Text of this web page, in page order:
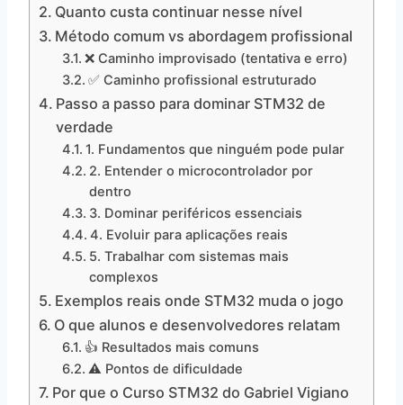
Quanto custa continuar nesse nível
Método comum vs abordagem profissional
❌ Caminho improvisado (tentativa e erro)
✅ Caminho profissional estruturado
Passo a passo para dominar STM32 de
verdade
1. Fundamentos que ninguém pode pular
2. Entender o microcontrolador por
dentro
3. Dominar periféricos essenciais
4. Evoluir para aplicações reais
5. Trabalhar com sistemas mais
complexos
Exemplos reais onde STM32 muda o jogo
O que alunos e desenvolvedores relatam
👍 Resultados mais comuns
⚠️ Pontos de dificuldade
Por que o Curso STM32 do Gabriel Vigiano